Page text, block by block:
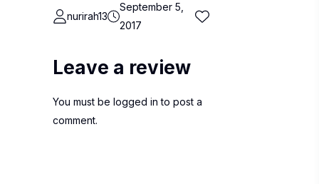
nurirah13
September 5,
2017
Leave a review
You must be logged in to post a
comment.